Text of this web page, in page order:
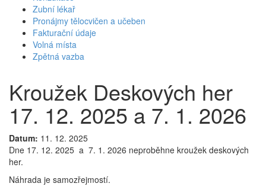
Zubní lékař
Pronájmy tělocvičen a učeben
Fakturační údaje
Volná místa
Zpětná vazba
Kroužek Deskových her
17. 12. 2025 a 7. 1. 2026
Datum: 11. 12. 2025
Dne 17. 12. 2025 a 7. 1. 2026 neproběhne kroužek deskových
her.
Náhrada je samozřejmostí.